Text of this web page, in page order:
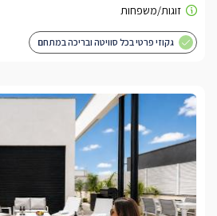
גקוזי פרטי בכל סוויטה ובריכה במתחם